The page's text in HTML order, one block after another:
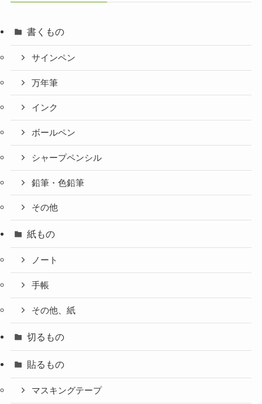
書くもの
サインペン
万年筆
インク
ボールペン
シャープペンシル
鉛筆・色鉛筆
その他
紙もの
ノート
手帳
その他、紙
切るもの
貼るもの
マスキングテープ